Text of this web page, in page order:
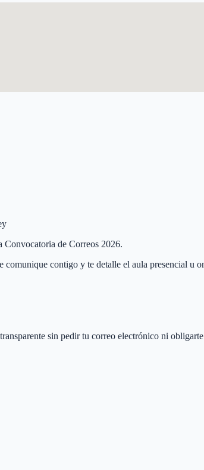
Convocatoria de Correos 2026.
contigo y te detalle el aula presencial u
sin pedir tu correo electrónico ni